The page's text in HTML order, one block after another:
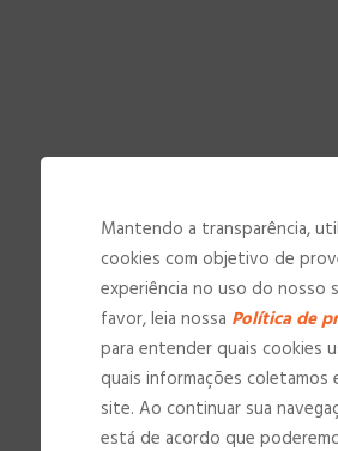
Mantendo a transparência,
cookies com objetivo de
experiência no uso do nosso
favor, leia nossa Política de
para entender quais cookies
quais informações coletamos
site. Ao continuar sua
está de acordo que